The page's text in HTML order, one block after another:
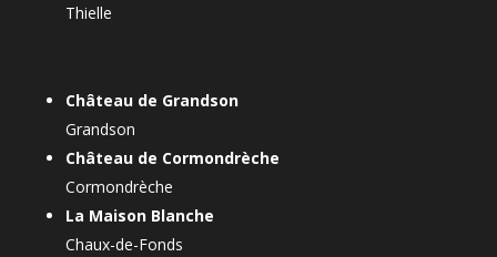
Thielle
Château de Grandson
Grandson
Château de Cormondrèche
Cormondrèche
La Maison Blanche
Chaux-de-Fonds